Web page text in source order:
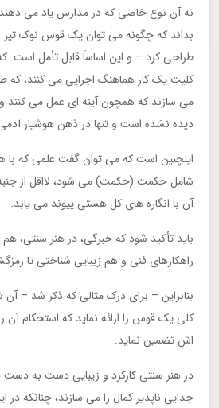
نه آن نوع خاصی که در مدارس یاد می دهند
بداند که چگونه می توان یک قوس نوک تیز
طراحی کرد – و این اساساً قابل تأمل است.
کلیت یک کار هماهنگ اجرایی می کنند، که
می سازند که همچون آینه ای عمل می کنند
دیده نشده است و تنها در ذهن هوشیار
اینچنین است که می توان گفت علمی که با
شامل حکمت (حکمت) می شود، لااقل از جنبه
آن با انگاره های کل هستی پیوند می یابد.
باید تأکید شود که خبرگی، در هنر سنتی،
راهکارهای فنی و هم زیبایی شناختی تا
بنابراین – برای درک مثالی که ذکر شد –
کلی یک قوس را ارائه نماید که استحکام آن
اش تضمین نماید.
در هنر سنتی کارکرد و زیبایی دست به
جدایی ناپذیر کمال را می سازند، چنانکه